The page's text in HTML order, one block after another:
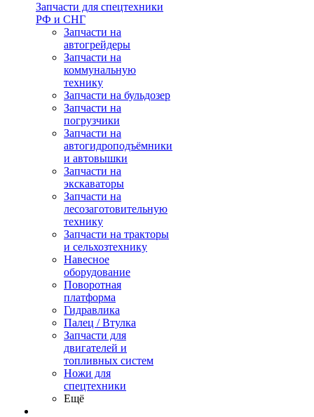
Запчасти для спецтехники
РФ и СНГ
Запчасти на
автогрейдеры
Запчасти на
коммунальную
технику
Запчасти на бульдозер
Запчасти на
погрузчики
Запчасти на
автогидроподъёмники
и автовышки
Запчасти на
экскаваторы
Запчасти на
лесозаготовительную
технику
Запчасти на тракторы
и сельхозтехнику
Навесное
оборудование
Поворотная
платформа
Гидравлика
Палец / Втулка
Запчасти для
двигателей и
топливных систем
Ножи для
спецтехники
Ещё